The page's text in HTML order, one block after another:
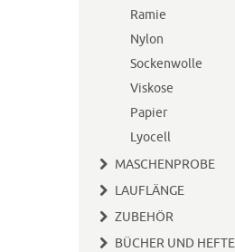
Ramie
Nylon
Sockenwolle
Viskose
Papier
Lyocell
MASCHENPROBE
LAUFLÄNGE
ZUBEHÖR
BÜCHER UND HEFTE